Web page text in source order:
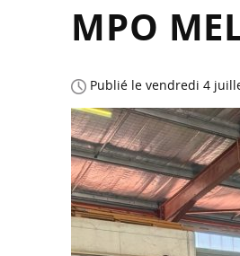
MPO
Publié le vendredi 4